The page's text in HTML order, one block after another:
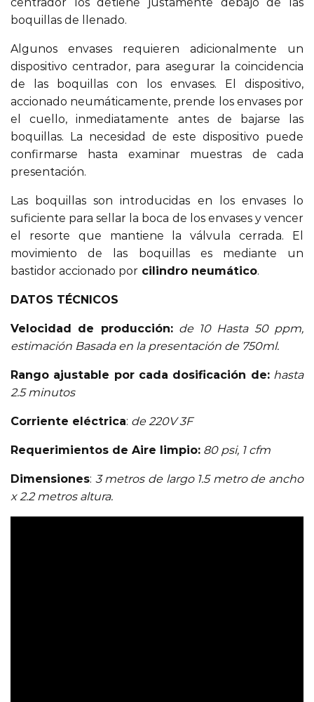
boquillas de llenado.
Algunos envases requieren adicionalmente un
dispositivo centrador, para asegurar la coincidencia
de las boquillas con los envases. El dispositivo,
accionado neumáticamente, prende los envases por
el cuello, inmediatamente antes de bajarse las
boquillas. La necesidad de este dispositivo puede
confirmarse hasta examinar muestras de cada
presentación.
Las boquillas son introducidas en los envases lo
suficiente para sellar la boca de los envases y vencer
el resorte que mantiene la válvula cerrada. El
movimiento de las boquillas es mediante un
bastidor accionado por cilindro neumático.
DATOS TÉCNICOS
Velocidad de producción: de 10 Hasta 50 ppm,
estimación Basada en la presentación de 750ml.
Rango ajustable por cada dosificación de: hasta
2.5 minutos
Corriente eléctrica: de 220V 3F
Requerimientos de Aire limpio: 80 psi, 1 cfm
Dimensiones: 3 metros de largo 1.5 metro de ancho
x 2.2 metros altura.